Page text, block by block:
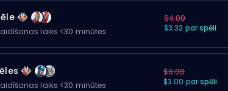
laiks <30 minūtes
$4.00
$3.32 par spēli
laiks <30 minūtes
$8.00
$3.00 par spēli